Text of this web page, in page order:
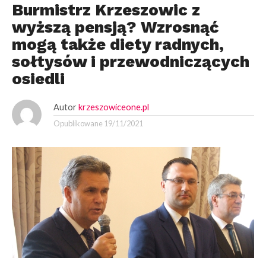
Burmistrz Krzeszowic z
wyższą pensją? Wzrosnąć
mogą także diety radnych,
sołtysów i przewodniczących
osiedli
Autor krzeszowiceone.pl
Opublikowane 19/11/2021